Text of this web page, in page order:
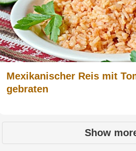
Mexikanischer Reis mit
gebraten
Show